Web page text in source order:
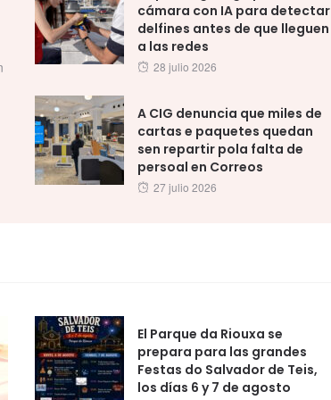
cámara con IA para detectar
delfines antes de que lleguen
a las redes
Posted
28 julio 2026
A CIG denuncia que miles de
cartas e paquetes quedan
sen repartir pola falta de
persoal en Correos
Posted
27 julio 2026
El Parque da Riouxa se
prepara para las grandes
Festas do Salvador de Teis,
los días 6 y 7 de agosto